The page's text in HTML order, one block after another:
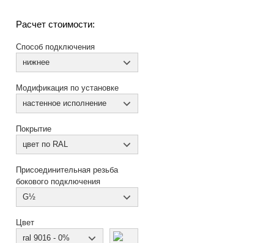
Расчет стоимости:
Способ подключения
нижнее
Модификация по установке
настенное исполнение
Покрытие
цвет по RAL
Присоединительная резьба
бокового подключения
G½
Цвет
ral 9016 - 0%